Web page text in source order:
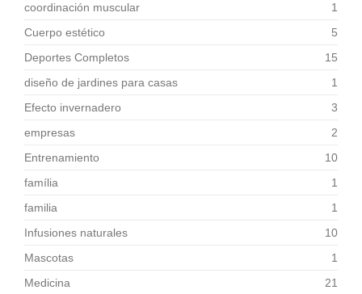
coordinación muscular
1
Cuerpo estético
5
Deportes Completos
15
diseño de jardines para casas
1
Efecto invernadero
3
empresas
2
Entrenamiento
10
família
1
familia
1
Infusiones naturales
10
Mascotas
1
Medicina
21